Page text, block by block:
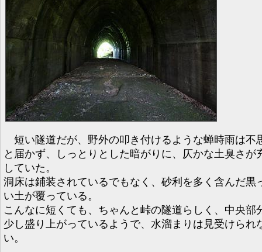
短い隧道だが、野外の叩き付けるような蝉時雨は不
と届かず、しっとりとした暗がりに、仄かな土臭さが
していた。
洞床は鋪装されているでもなく、砂利を多く含んだ黒
い土が覆っている。
こんなに短くても、ちゃんと峠の隧道らしく、中央部
少し盛り上がっているようで、水溜まりは見受けられ
い。